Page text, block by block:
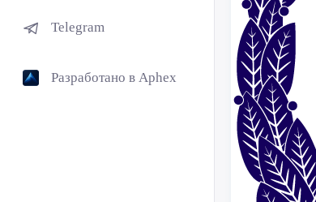
Telegram
Разработано в Aphex